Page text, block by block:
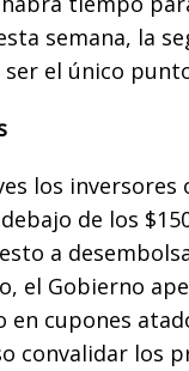
semana, la
ser el único
los inversores
de los
a
el Gobierno
en cupones
convalidar los